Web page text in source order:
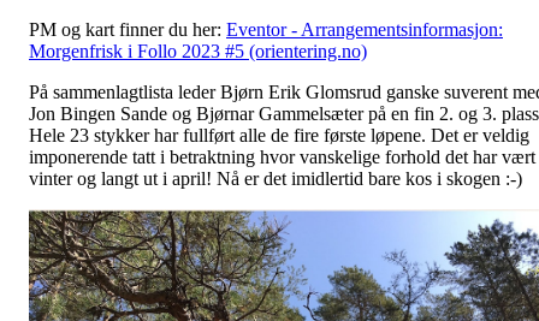
PM og kart finner du her: Eventor - Arrangementsinformasjon:
Morgenfrisk i Follo 2023 #5 (orientering.no)
På sammenlagtlista leder Bjørn Erik Glomsrud ganske suverent
Jon Bingen Sande og Bjørnar Gammelsæter på en fin 2. og 3.
Hele 23 stykker har fullført alle de fire første løpene. Det er veldig
imponerende tatt i betraktning hvor vanskelige forhold det har
vinter og langt ut i april! Nå er det imidlertid bare kos i skogen :-)